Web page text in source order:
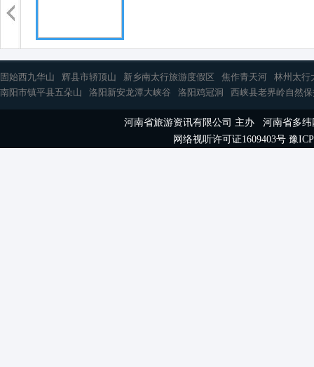
固始西九华山 辉县市轿顶山 新乡南太行旅游度假区 焦作青天河
林州太行
南阳市镇平县五朵山
洛阳新安龙潭大峡谷 洛阳鸡冠洞 西峡县老界岭自然
河南省旅游资讯有限公司 主办 河南省多
网络视听许可证1609403号 豫